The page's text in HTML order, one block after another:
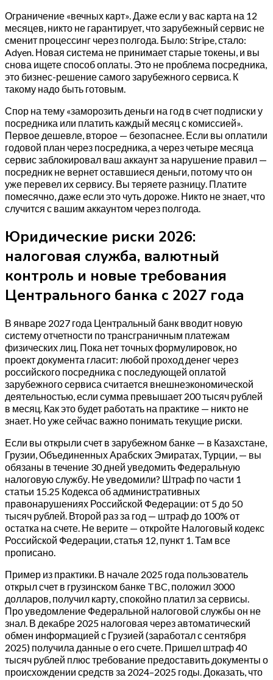
Ограничение «вечных карт». Даже если у вас карта на 12
месяцев, никто не гарантирует, что зарубежный сервис не
сменит процессинг через полгода. Было: Stripe, стало:
Adyen. Новая система не принимает старые токены, и вы
снова ищете способ оплаты. Это не проблема посредника,
это бизнес-решение самого зарубежного сервиса. К
такому надо быть готовым.
Спор на тему «заморозить деньги на год в счет подписки у
посредника или платить каждый месяц с комиссией».
Первое дешевле, второе — безопаснее. Если вы оплатили
годовой план через посредника, а через четыре месяца
сервис заблокировал ваш аккаунт за нарушение правил —
посредник не вернет оставшиеся деньги, потому что он
уже перевел их сервису. Вы теряете разницу. Платите
помесячно, даже если это чуть дороже. Никто не знает, что
случится с вашим аккаунтом через полгода.
Юридические риски 2026:
налоговая служба, валютный
контроль и новые требования
Центрального банка с 2027 года
В январе 2027 года Центральный банк вводит новую
систему отчетности по трансграничным платежам
физических лиц. Пока нет точных формулировок, но
проект документа гласит: любой проход денег через
российского посредника с последующей оплатой
зарубежного сервиса считается внешнеэкономической
деятельностью, если сумма превышает 200 тысяч рублей
в месяц. Как это будет работать на практике — никто не
знает. Но уже сейчас важно понимать текущие риски.
Если вы открыли счет в зарубежном банке — в Казахстане,
Грузии, Объединенных Арабских Эмиратах, Турции, — вы
обязаны в течение 30 дней уведомить Федеральную
налоговую службу. Не уведомили? Штраф по части 1
статьи 15.25 Кодекса об административных
правонарушениях Российской Федерации: от 5 до 50
тысяч рублей. Второй раз за год — штраф до 100% от
остатка на счете. Не верите — откройте Налоговый кодекс
Российской Федерации, статья 12, пункт 1. Там все
прописано.
Пример из практики. В начале 2025 года пользователь
открыл счет в грузинском банке TBC, положил 3000
долларов, получил карту, спокойно платил за сервисы.
Про уведомление Федеральной налоговой службы он не
знал. В декабре 2025 налоговая через автоматический
обмен информацией с Грузией (заработал с сентября
2025) получила данные о его счете. Пришел штраф 40
тысяч рублей плюс требование предоставить документы о
происхождении средств за 2024–2025 годы. Доказать, что